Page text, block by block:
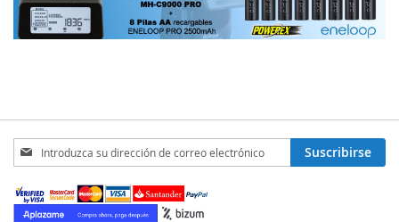
Inscríbase
a
nuestro
boletín
de
Suscribirse